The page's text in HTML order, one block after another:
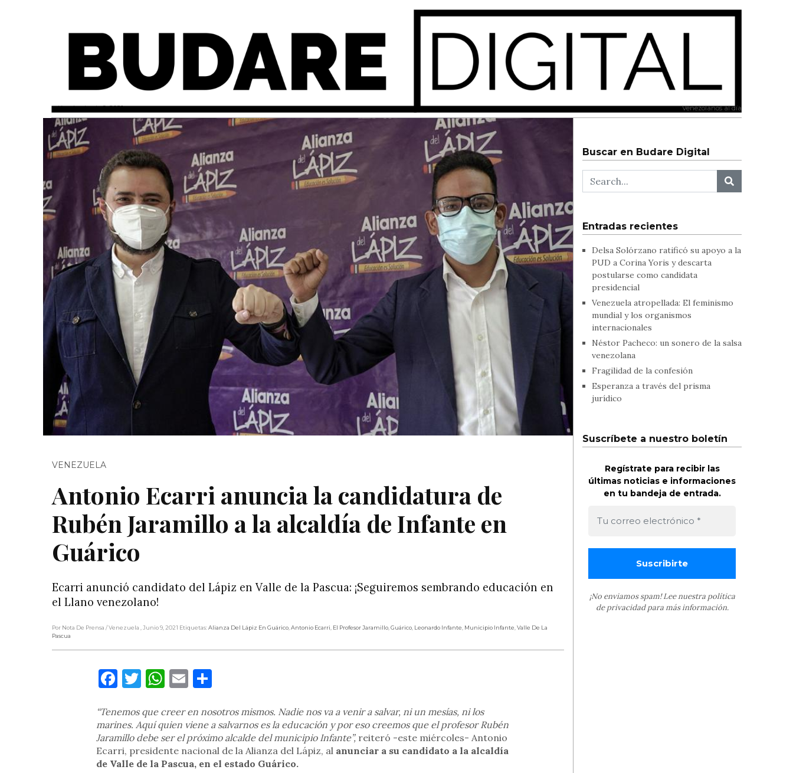
miércoles, junio 9, 2021 Venezolanos al día
VENEZUELA
Antonio Ecarri anuncia la candidatura de
Rubén Jaramillo a la alcaldía de Infante en
Guárico
Ecarri anunció candidato del Lápiz en Valle de la Pascua: ¡Seguiremos sembrando educación en
el Llano venezolano!
Por Nota De Prensa / Venezuela , Junio 9, 2021 Etiquetas:Alianza Del Lápiz En Guárico,Antonio Ecarri, El Profesor Jaramillo,Guárico, Leonardo Infante, Municipio Infante,Valle De La
Pascua
Facebook
Twitter
WhatsApp
EmailCompartir
“Tenemos que creer en nosotros mismos. Nadie nos va a venir a salvar, ni un mesías, ni los
marines. Aquí quien viene a salvarnos es la educación y por eso creemos que el profesor Rubén
Jaramillo debe ser el próximo alcalde del municipio Infante”,reiteró -este miércoles- Antonio
Ecarri, presidente nacional de la Alianza del Lápiz, al anunciar a su candidato a la alcaldía
de Valle de la Pascua, en el estado Guárico.
Buscar en Budare Digital
Entradas recientes
Delsa Solórzano ratificó su apoyo a la
PUD a Corina Yoris y descarta
postularse como candidata
presidencial
Venezuela atropellada: El feminismo
mundial y los organismos
internacionales
Néstor Pacheco: un sonero de la salsa
venezolana
Fragilidad de la confesión
Esperanza a través del prisma
jurídico
Suscríbete a nuestro boletín
Regístrate para recibir las
últimas noticias e informaciones
en tu bandeja de entrada.
¡No enviamos spam! Lee nuestra política
de privacidadpara más información.